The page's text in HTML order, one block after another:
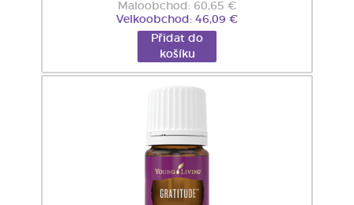
Maloobchod: 60,65 €
Velkoobchod: 46,09 €
Přidat do
košíku